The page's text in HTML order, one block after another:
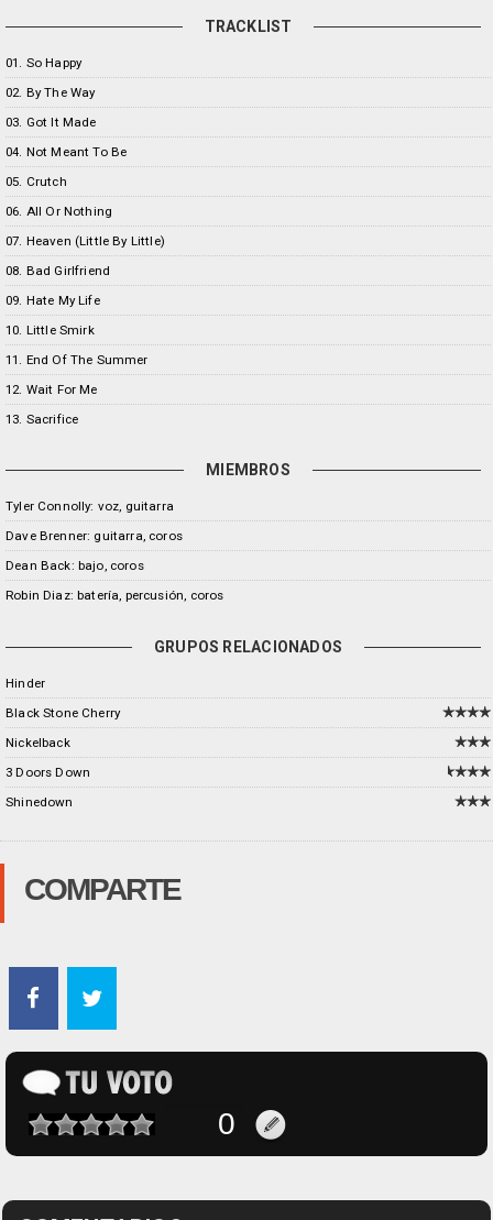
TRACKLIST
01. So Happy
02. By The Way
03. Got It Made
04. Not Meant To Be
05. Crutch
06. All Or Nothing
07. Heaven (Little By Little)
08. Bad Girlfriend
09. Hate My Life
10. Little Smirk
11. End Of The Summer
12. Wait For Me
13. Sacrifice
MIEMBROS
Tyler Connolly: voz, guitarra
Dave Brenner: guitarra, coros
Dean Back: bajo, coros
Robin Diaz: batería, percusión, coros
GRUPOS RELACIONADOS
Hinder
Black Stone Cherry
Nickelback
3 Doors Down
Shinedown
COMPARTE